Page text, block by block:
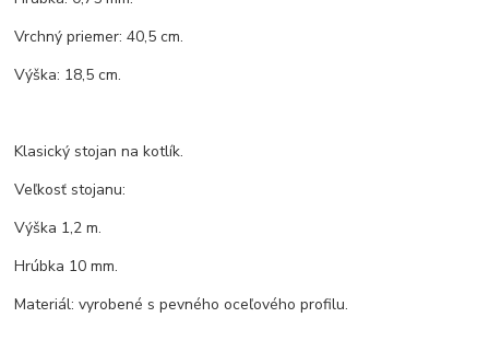
Vrchný priemer: 40,5 cm.
Výška: 18,5 cm.
Klasický stojan na kotlík.
Veľkosť stojanu:
Výška 1,2 m.
Hrúbka 10 mm.
Materiál: vyrobené s pevného oceľového profilu.